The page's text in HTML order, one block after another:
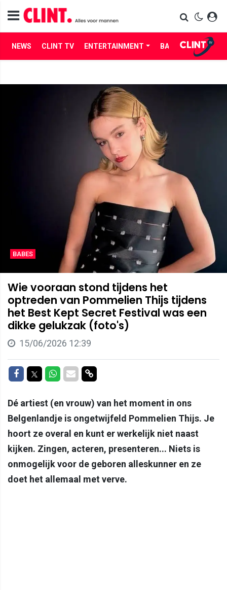
NEWS CLINT TV ENTERTAINMENT BABES LIFE
BABES
Wie vooraan stond tijdens het
optreden van Pommelien Thijs tijdens
het Best Kept Secret Festival was een
dikke gelukzak (foto's)
15/06/2026 12:39
Delen op Facebook
Delen op Twitter
Delen op Whatsapp
Delen via Mail
Delen via link
Dé artiest (en vrouw) van het moment in ons
Belgenlandje is ongetwijfeld Pommelien Thijs. Je
hoort ze overal en kunt er werkelijk niet naast
kijken. Zingen, acteren, presenteren... Niets is
onmogelijk voor de geboren alleskunner en ze
doet het allemaal met verve.